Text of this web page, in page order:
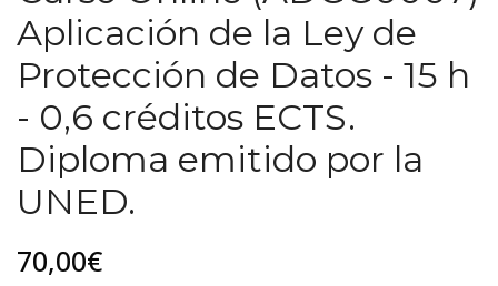
Aplicación de la Ley de
Protección de Datos - 15 h
- 0,6 créditos ECTS.
Diploma emitido por la
UNED.
70,00€